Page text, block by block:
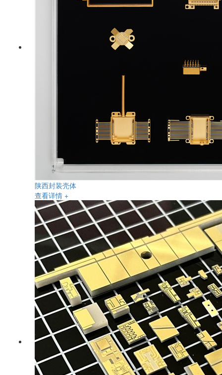
陕西封装壳体
查看详情 +